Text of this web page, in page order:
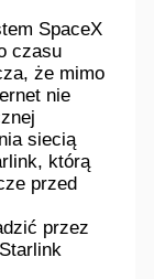
SpaceX
czasu
że mimo
nie
siecią
którą
przed
przez